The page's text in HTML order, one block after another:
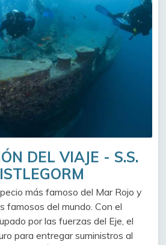
DEL VIAJE - S.S.
más famoso del Mar Rojo y
famosos del mundo. Con el
por las fuerzas del Eje, el
para entregar suministros al